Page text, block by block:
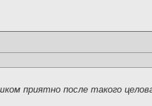
приятно после такого